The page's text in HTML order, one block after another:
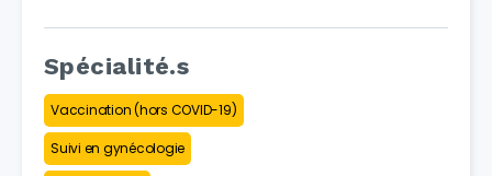
Spécialité.s
Vaccination (hors COVID-19)
Suivi en gynécologie